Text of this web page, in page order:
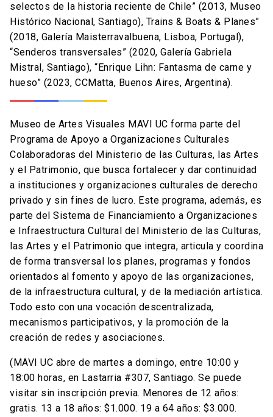
selectos de la historia reciente de Chile” (2013, Museo
Histórico Nacional, Santiago), Trains & Boats & Planes”
(2018, Galería Maisterravalbuena, Lisboa, Portugal),
“Senderos transversales” (2020, Galería Gabriela
Mistral, Santiago), “Enrique Lihn: Fantasma de carne y
hueso” (2023, CCMatta, Buenos Aires, Argentina).
Museo de Artes Visuales MAVI UC forma parte del
Programa de Apoyo a Organizaciones Culturales
Colaboradoras del Ministerio de las Culturas, las Artes
y el Patrimonio, que busca fortalecer y dar continuidad
a instituciones y organizaciones culturales de derecho
privado y sin fines de lucro. Este programa, además, es
parte del Sistema de Financiamiento a Organizaciones
e Infraestructura Cultural del Ministerio de las Culturas,
las Artes y el Patrimonio que integra, articula y coordina
de forma transversal los planes, programas y fondos
orientados al fomento y apoyo de las organizaciones,
de la infraestructura cultural, y de la mediación artística.
Todo esto con una vocación descentralizada,
mecanismos participativos, y la promoción de la
creación de redes y asociaciones.
(MAVI UC abre de martes a domingo, entre 10:00 y
18:00 horas, en Lastarria #307, Santiago. Se puede
visitar sin inscripción previa. Menores de 12 años:
gratis. 13 a 18 años: $1.000. 19 a 64 años: $3.000.